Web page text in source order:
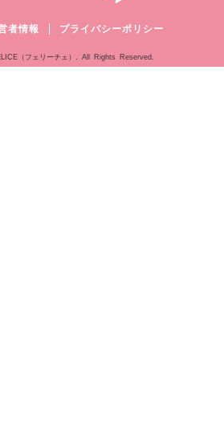
者情報 プライバシーポリシー
（フェリーチェ）. All Rights Reserved.